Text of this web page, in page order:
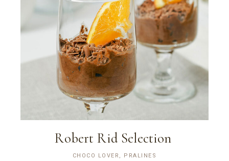
Robert Rid Selection
CHOCO LOVER, PRALINES